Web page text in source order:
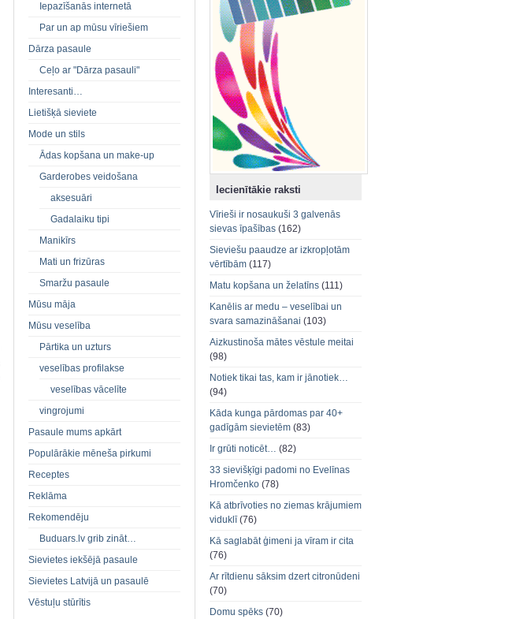
Iepazīšanās internetā
Par un ap mūsu vīriešiem
Dārza pasaule
Ceļo ar "Dārza pasauli"
Interesanti…
Lietišķā sieviete
Mode un stils
Ādas kopšana un make-up
Garderobes veidošana
aksesuāri
Gadalaiku tipi
Manikīrs
Mati un frizūras
Smaržu pasaule
Mūsu māja
Mūsu veselība
Pārtika un uzturs
veselības profilakse
veselības vācelīte
vingrojumi
Pasaule mums apkārt
Populārākie mēneša pirkumi
Receptes
Reklāma
Rekomendēju
Buduars.lv grib zināt…
Sievietes iekšējā pasaule
Sievietes Latvijā un pasaulē
Vēstuļu stūrītis
Iecienītākie raksti
Vīrieši ir nosaukuši 3 galvenās
sievas īpašības (162)
Sieviešu paaudze ar izkropļotām
vērtībām (117)
Matu kopšana un želatīns (111)
Kanēlis ar medu – veselībai un
svara samazināšanai (103)
Aizkustinoša mātes vēstule meitai
(98)
Notiek tikai tas, kam ir jānotiek…
(94)
Kāda kunga pārdomas par 40+
gadīgām sievietēm (83)
Ir grūti noticēt… (82)
33 sievišķīgi padomi no Evelīnas
Hromčenko (78)
Kā atbrīvoties no ziemas krājumiem
viduklī(76)
Kā saglabāt ģimeni ja vīram ir cita
(76)
Ar rītdienu sāksim dzert citronūdeni
(70)
Domu spēks (70)